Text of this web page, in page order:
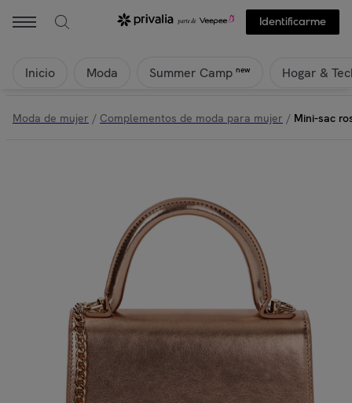
Identificarme
Inicio Moda Summer Camp new Hogar &
Moda de mujer / Complementos de moda para mujer / Mini-sac